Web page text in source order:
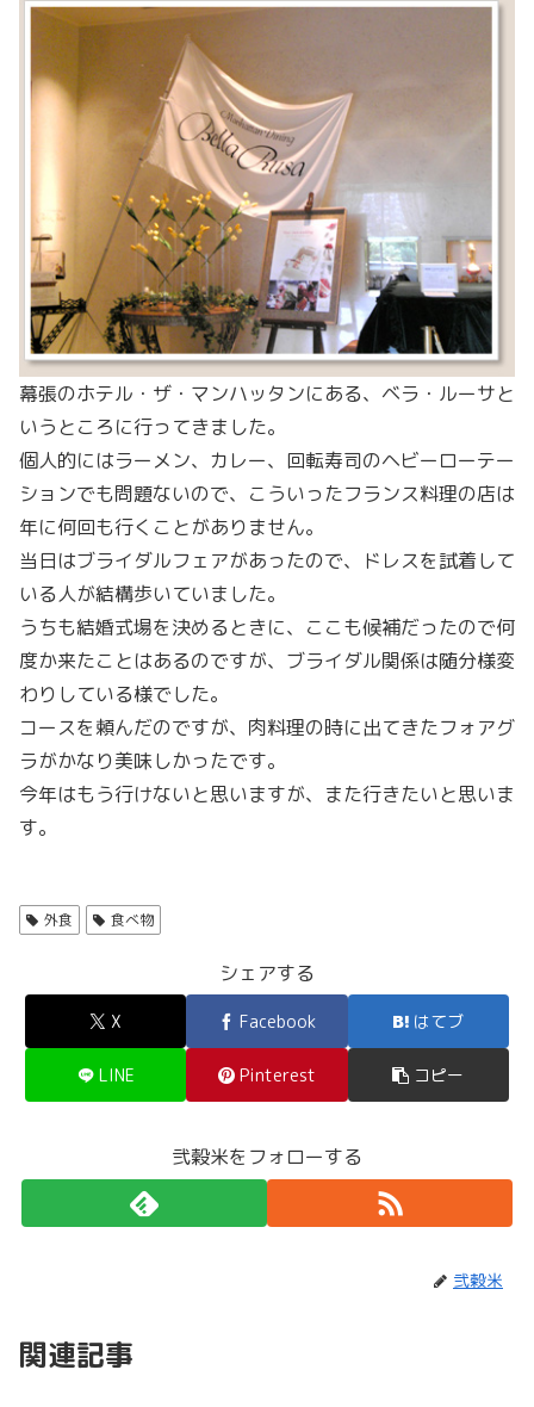
幕張のホテル・ザ・マンハッタンにある、ベラ・ルーサと
いうところに行ってきました。
個人的にはラーメン、カレー、回転寿司のヘビーローテー
ションでも問題ないので、こういったフランス料理の店は
年に何回も行くことがありません。
当日はブライダルフェアがあったので、ドレスを試着して
いる人が結構歩いていました。
うちも結婚式場を決めるときに、ここも候補だったので何
度か来たことはあるのですが、ブライダル関係は随分様変
わりしている様でした。
コースを頼んだのですが、肉料理の時に出てきたフォアグ
ラがかなり美味しかったです。
今年はもう行けないと思いますが、また行きたいと思いま
す。
外食 食べ物
シェアする
X Facebook はてブ
LINE Pinterest コピー
弐穀米をフォローする
弐穀米
関連記事